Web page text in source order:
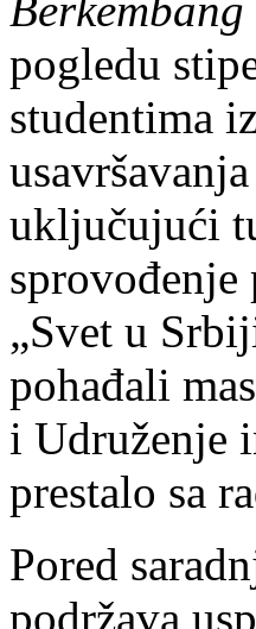
pogledu
studentima
uključujući
„Svet u
pohađali
i Udruženje
prestalo sa
Pored
podržava